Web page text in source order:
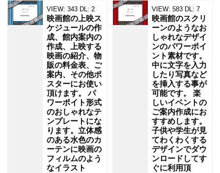
VIEW: 343 DL: 2
映画館の上映ス
ケジュールの作
成、館内案内の
作成、上映する
映画の紹介、物
販の料金表、ご
案内、その他ポ
スターにお使い
頂けます。 パ
ワーポイト形式
のおしゃれなテ
ンプレートにな
ります。立体感
のある水色のカ
ーテンに映画の
フィルムのよう
なイラスト
VIEW: 583 DL: 7
映画館のスクリ
ーンのようなお
しゃれなデザイ
ンのパワーポイ
ント素材です。
中に文字を入力
したり写真など
を挿入する事が
可能です。 楽
しいイベントの
ご案内作成にお
すすめします。
子供や学生が見
てわくわくする
デザインでダウ
ンロードしてす
ぐに利用頂